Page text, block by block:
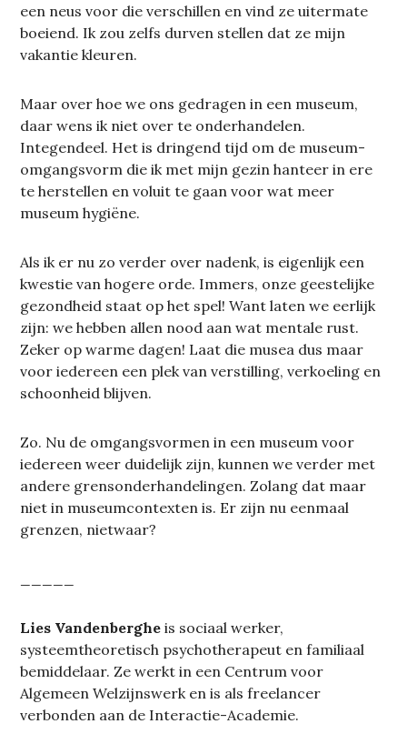
een neus voor die verschillen en vind ze uitermate
boeiend. Ik zou zelfs durven stellen dat ze mijn
vakantie kleuren.
Maar over hoe we ons gedragen in een museum,
daar wens ik niet over te onderhandelen.
Integendeel. Het is dringend tijd om de museum-
omgangsvorm die ik met mijn gezin hanteer in ere
te herstellen en voluit te gaan voor wat meer
museum hygiëne.
Als ik er nu zo verder over nadenk, is eigenlijk een
kwestie van hogere orde. Immers, onze geestelijke
gezondheid staat op het spel! Want laten we eerlijk
zijn: we hebben allen nood aan wat mentale rust.
Zeker op warme dagen! Laat die musea dus maar
voor iedereen een plek van verstilling, verkoeling en
schoonheid blijven.
Zo. Nu de omgangsvormen in een museum voor
iedereen weer duidelijk zijn, kunnen we verder met
andere grensonderhandelingen. Zolang dat maar
niet in museumcontexten is. Er zijn nu eenmaal
grenzen, nietwaar?
Lies Vandenberghe is sociaal werker,
systeemtheoretisch psychotherapeut en familiaal
bemiddelaar. Ze werkt in een Centrum voor
Algemeen Welzijnswerk en is als freelancer
verbonden aan de Interactie-Academie.